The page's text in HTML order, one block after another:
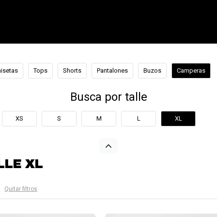
Tops Shorts Pantalones Buzos Camperas
Busca por talle
XS S M L XL
XL
Quitar filtros